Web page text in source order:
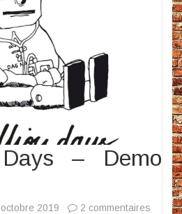
– Demo
2019 2 commentaires